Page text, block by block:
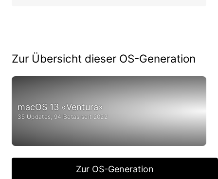
Zur Übersicht dieser OS-Generation
macOS 13 «Ventura»
35 Updates, 94 Betas seit 2022
Zur OS-Generation